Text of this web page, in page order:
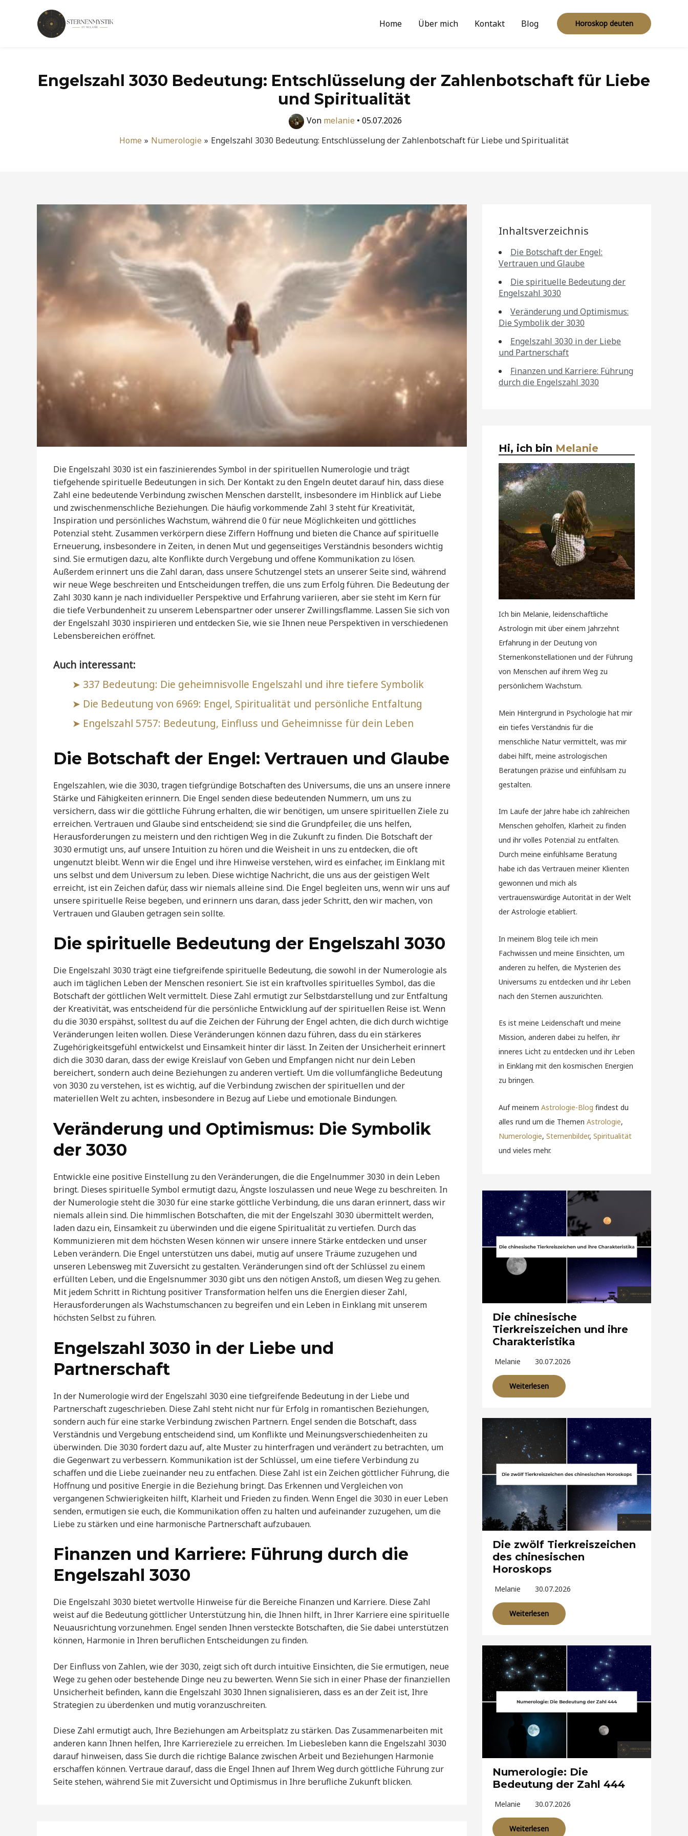
Home Über mich Kontakt Blog Horoskop deuten
Engelszahl 3030 Bedeutung: Entschlüsselung der Zahlenbotschaft für Liebe
und Spiritualität
Von melanie • 05.07.2026
Home
Numerologie Engelszahl 3030 Bedeutung: Entschlüsselung der Zahlenbotschaft für Liebe und Spiritualität
Die Engelszahl 3030 ist ein faszinierendes Symbol in der spirituellen Numerologie und trägt
tiefgehende spirituelle Bedeutungen in sich. Der Kontakt zu den Engeln deutet darauf hin, dass diese
Zahl eine bedeutende Verbindung zwischen Menschen darstellt, insbesondere im Hinblick auf Liebe
und zwischenmenschliche Beziehungen. Die häufig vorkommende Zahl 3 steht für Kreativität,
Inspiration und persönliches Wachstum, während die 0 für neue Möglichkeiten und göttliches
Potenzial steht. Zusammen verkörpern diese Ziffern Hoffnung und bieten die Chance auf spirituelle
Erneuerung, insbesondere in Zeiten, in denen Mut und gegenseitiges Verständnis besonders wichtig
sind. Sie ermutigen dazu, alte Konflikte durch Vergebung und offene Kommunikation zu lösen.
Außerdem erinnert uns die Zahl daran, dass unsere Schutzengel stets an unserer Seite sind, während
wir neue Wege beschreiten und Entscheidungen treffen, die uns zum Erfolg führen. Die Bedeutung der
Zahl 3030 kann je nach individueller Perspektive und Erfahrung variieren, aber sie steht im Kern für
die tiefe Verbundenheit zu unserem Lebenspartner oder unserer Zwillingsflamme. Lassen Sie sich von
der Engelszahl 3030 inspirieren und entdecken Sie, wie sie Ihnen neue Perspektiven in verschiedenen
Lebensbereichen eröffnet.
Auch interessant:
337 Bedeutung: Die geheimnisvolle Engelszahl und ihre tiefere Symbolik
Die Bedeutung von 6969: Engel, Spiritualität und persönliche Entfaltung
Engelszahl 5757: Bedeutung, Einfluss und Geheimnisse für dein Leben
Die Botschaft der Engel: Vertrauen und Glaube
Engelszahlen, wie die 3030, tragen tiefgründige Botschaften des Universums, die uns an unsere innere
Stärke und Fähigkeiten erinnern. Die Engel senden diese bedeutenden Nummern, um uns zu
versichern, dass wir die göttliche Führung erhalten, die wir benötigen, um unsere spirituellen Ziele zu
erreichen. Vertrauen und Glaube sind entscheidend; sie sind die Grundpfeiler, die uns helfen,
Herausforderungen zu meistern und den richtigen Weg in die Zukunft zu finden. Die Botschaft der
3030 ermutigt uns, auf unsere Intuition zu hören und die Weisheit in uns zu entdecken, die oft
ungenutzt bleibt. Wenn wir die Engel und ihre Hinweise verstehen, wird es einfacher, im Einklang mit
uns selbst und dem Universum zu leben. Diese wichtige Nachricht, die uns aus der geistigen Welt
erreicht, ist ein Zeichen dafür, dass wir niemals alleine sind. Die Engel begleiten uns, wenn wir uns auf
unsere spirituelle Reise begeben, und erinnern uns daran, dass jeder Schritt, den wir machen, von
Vertrauen und Glauben getragen sein sollte.
Die spirituelle Bedeutung der Engelszahl 3030
Die Engelszahl 3030 trägt eine tiefgreifende spirituelle Bedeutung, die sowohl in der Numerologie als
auch im täglichen Leben der Menschen resoniert. Sie ist ein kraftvolles spirituelles Symbol, das die
Botschaft der göttlichen Welt vermittelt. Diese Zahl ermutigt zur Selbstdarstellung und zur Entfaltung
der Kreativität, was entscheidend für die persönliche Entwicklung auf der spirituellen Reise ist. Wenn
du die 3030 erspähst, solltest du auf die Zeichen der Führung der Engel achten, die dich durch wichtige
Veränderungen leiten wollen. Diese Veränderungen können dazu führen, dass du ein stärkeres
Zugehörigkeitsgefühl entwickelst und Einsamkeit hinter dir lässt. In Zeiten der Unsicherheit erinnert
dich die 3030 daran, dass der ewige Kreislauf von Geben und Empfangen nicht nur dein Leben
bereichert, sondern auch deine Beziehungen zu anderen vertieft. Um die vollumfängliche Bedeutung
von 3030 zu verstehen, ist es wichtig, auf die Verbindung zwischen der spirituellen und der
materiellen Welt zu achten, insbesondere in Bezug auf Liebe und emotionale Bindungen.
Veränderung und Optimismus: Die Symbolik
der 3030
Entwickle eine positive Einstellung zu den Veränderungen, die die Engelnummer 3030 in dein Leben
bringt. Dieses spirituelle Symbol ermutigt dazu, Ängste loszulassen und neue Wege zu beschreiten. In
der Numerologie steht die 3030 für eine starke göttliche Verbindung, die uns daran erinnert, dass wir
niemals allein sind. Die himmlischen Botschaften, die mit der Engelszahl 3030 übermittelt werden,
laden dazu ein, Einsamkeit zu überwinden und die eigene Spiritualität zu vertiefen. Durch das
Kommunizieren mit dem höchsten Wesen können wir unsere innere Stärke entdecken und unser
Leben verändern. Die Engel unterstützen uns dabei, mutig auf unsere Träume zuzugehen und
unseren Lebensweg mit Zuversicht zu gestalten. Veränderungen sind oft der Schlüssel zu einem
erfüllten Leben, und die Engelsnummer 3030 gibt uns den nötigen Anstoß, um diesen Weg zu gehen.
Mit jedem Schritt in Richtung positiver Transformation helfen uns die Energien dieser Zahl,
Herausforderungen als Wachstumschancen zu begreifen und ein Leben in Einklang mit unserem
höchsten Selbst zu führen.
Engelszahl 3030 in der Liebe und
Partnerschaft
In der Numerologie wird der Engelszahl 3030 eine tiefgreifende Bedeutung in der Liebe und
Partnerschaft zugeschrieben. Diese Zahl steht nicht nur für Erfolg in romantischen Beziehungen,
sondern auch für eine starke Verbindung zwischen Partnern. Engel senden die Botschaft, dass
Verständnis und Vergebung entscheidend sind, um Konflikte und Meinungsverschiedenheiten zu
überwinden. Die 3030 fordert dazu auf, alte Muster zu hinterfragen und verändert zu betrachten, um
die Gegenwart zu verbessern. Kommunikation ist der Schlüssel, um eine tiefere Verbindung zu
schaffen und die Liebe zueinander neu zu entfachen. Diese Zahl ist ein Zeichen göttlicher Führung, die
Hoffnung und positive Energie in die Beziehung bringt. Das Erkennen und Vergleichen von
vergangenen Schwierigkeiten hilft, Klarheit und Frieden zu finden. Wenn Engel die 3030 in euer Leben
senden, ermutigen sie euch, die Kommunikation offen zu halten und aufeinander zuzugehen, um die
Liebe zu stärken und eine harmonische Partnerschaft aufzubauen.
Finanzen und Karriere: Führung durch die
Engelszahl 3030
Die Engelszahl 3030 bietet wertvolle Hinweise für die Bereiche Finanzen und Karriere. Diese Zahl
weist auf die Bedeutung göttlicher Unterstützung hin, die Ihnen hilft, in Ihrer Karriere eine spirituelle
Neuausrichtung vorzunehmen. Engel senden Ihnen versteckte Botschaften, die Sie dabei unterstützen
können, Harmonie in Ihren beruflichen Entscheidungen zu finden.
Der Einfluss von Zahlen, wie der 3030, zeigt sich oft durch intuitive Einsichten, die Sie ermutigen, neue
Wege zu gehen oder bestehende Dinge neu zu bewerten. Wenn Sie sich in einer Phase der finanziellen
Unsicherheit befinden, kann die Engelszahl 3030 Ihnen signalisieren, dass es an der Zeit ist, Ihre
Strategien zu überdenken und mutig voranzuschreiten.
Diese Zahl ermutigt auch, Ihre Beziehungen am Arbeitsplatz zu stärken. Das Zusammenarbeiten mit
anderen kann Ihnen helfen, Ihre Karriereziele zu erreichen. Im Liebesleben kann die Engelszahl 3030
darauf hinweisen, dass Sie durch die richtige Balance zwischen Arbeit und Beziehungen Harmonie
erschaffen können. Vertraue darauf, dass die Engel Ihnen auf Ihrem Weg durch göttliche Führung zur
Seite stehen, während Sie mit Zuversicht und Optimismus in Ihre berufliche Zukunft blicken.
Inhaltsverzeichnis
Die Botschaft der Engel:
Vertrauen und Glaube
Die spirituelle Bedeutung der
Engelszahl 3030
Veränderung und Optimismus:
Die Symbolik der 3030
Engelszahl 3030 in der Liebe
und Partnerschaft
Finanzen und Karriere: Führung
durch die Engelszahl 3030
Hi, ich bin Melanie
Ich bin Melanie, leidenschaftliche
Astrologin mit über einem Jahrzehnt
Erfahrung in der Deutung von
Sternenkonstellationen und der Führung
von Menschen auf ihrem Weg zu
persönlichem Wachstum.
Mein Hintergrund in Psychologie hat mir
ein tiefes Verständnis für die
menschliche Natur vermittelt, was mir
dabei hilft, meine astrologischen
Beratungen präzise und einfühlsam zu
gestalten.
Im Laufe der Jahre habe ich zahlreichen
Menschen geholfen, Klarheit zu finden
und ihr volles Potenzial zu entfalten.
Durch meine einfühlsame Beratung
habe ich das Vertrauen meiner Klienten
gewonnen und mich als
vertrauenswürdige Autorität in der Welt
der Astrologie etabliert.
In meinem Blog teile ich mein
Fachwissen und meine Einsichten, um
anderen zu helfen, die Mysterien des
Universums zu entdecken und ihr Leben
nach den Sternen auszurichten.
Es ist meine Leidenschaft und meine
Mission, anderen dabei zu helfen, ihr
inneres Licht zu entdecken und ihr Leben
in Einklang mit den kosmischen Energien
zu bringen.
Auf meinem Astrologie-Blog findest du
alles rund um die Themen Astrologie,
Numerologie, Sternenbilder, Spiritualität
und vieles mehr.
Die chinesische
Tierkreiszeichen und ihre
Charakteristika
Melanie 30.07.2026
Weiterlesen
Die zwölf Tierkreiszeichen
des chinesischen
Horoskops
Melanie 30.07.2026
Weiterlesen
Numerologie: Die
Bedeutung der Zahl 444
Melanie 30.07.2026
Weiterlesen